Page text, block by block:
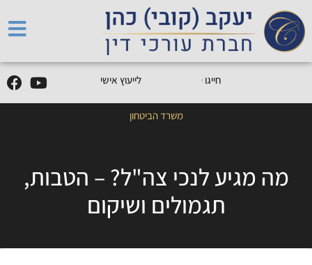
חייגו050- לייעוץ אישי
משרד הביטחון
מה מגיע לנכי צה"ל? – הטבות,
תגמולים ושיקום